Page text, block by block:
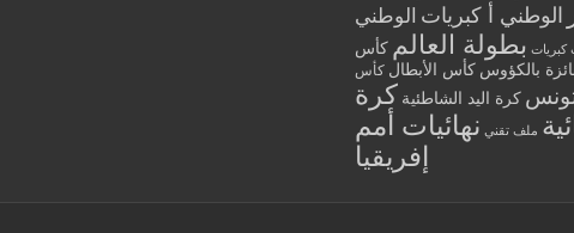
الوطني أ كبريات الوطني
كبريات بطولة العالم كأس
بالكؤوس كأس الأبطال كأس
كرة اليد الشاطئية كرة
ملف تقني نهائيات أمم
إفريقيا